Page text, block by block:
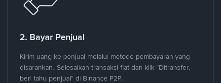
2. Bayar Penjual
Kirim uang ke penjual melalui metode pembayaran yang
disarankan. Selesaikan transaksi fiat dan klik "Ditransfer,
beri tahu penjual" di Binance P2P.